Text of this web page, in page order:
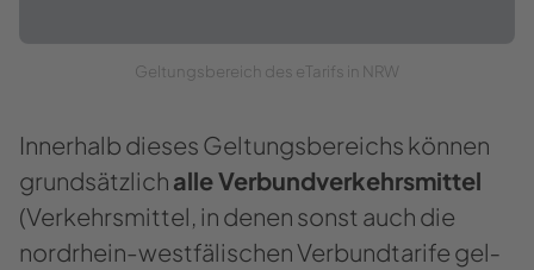
Gel­tungs­be­reich des eTa­rifs in NRW
In­ner­halb die­ses Gel­tungs­be­reichs kön­nen
grund­sätz­lich alle Ver­bund­ver­kehrs­mit­tel
(Ver­kehrs­mit­tel, in denen sonst auch die
nordrhein-​westfälischen Ver­bund­ta­ri­fe gel­